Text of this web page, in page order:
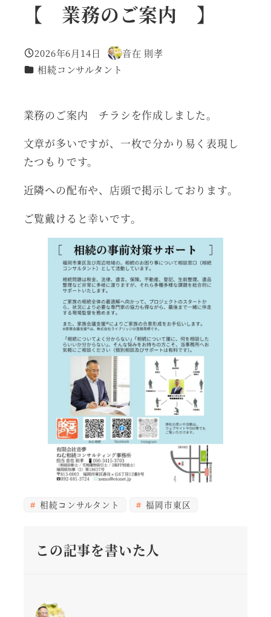
【 業務のご案内 】
投稿日
2026年6月14日
著
者
音在 則孝
カテゴリー
相続コンサルタント
業務のご案内 チラシを作成しました。
文章が多いですが、一枚で分かり易く表現し
たつもりです。
近隣への配布や、店頭で掲示しております。
ご覧戴けると幸いです。
相続コンサルタント 福岡市東区
この記事を書いた人